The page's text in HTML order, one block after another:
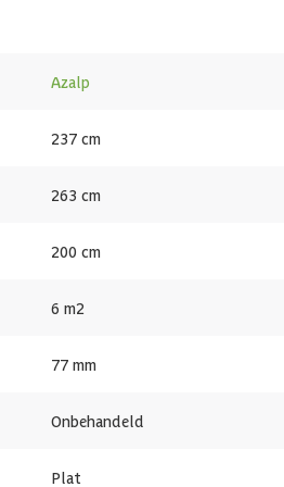
die aan de wand worden
de juiste saunakachels die wij
Azalp
237 cm
263 cm
200 cm
6 m2
77 mm
Onbehandeld
Plat